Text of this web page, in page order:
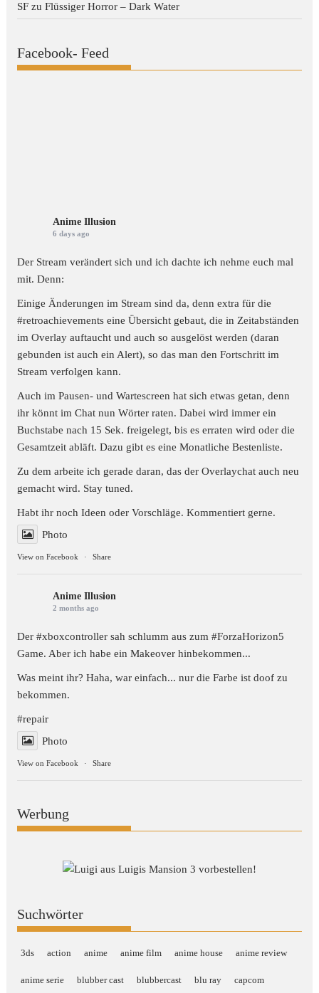
SF zuFlüssiger Horror – Dark Water
Facebook- Feed
Anime Illusion
6 days ago
Der Stream verändert sich und ich dachte ich nehme euch mal
mit. Denn:
Einige Änderungen im Stream sind da, denn extra für die
#retroachievements eine Übersicht gebaut, die in Zeitabständen
im Overlay auftaucht und auch so ausgelöst werden (daran
gebunden ist auch ein Alert), so das man den Fortschritt im
Stream verfolgen kann.
Auch im Pausen- und Wartescreen hat sich etwas getan, denn
ihr könnt im Chat nun Wörter raten. Dabei wird immer ein
Buchstabe nach 15 Sek. freigelegt, bis es erraten wird oder die
Gesamtzeit abläft. Dazu gibt es eine Monatliche Bestenliste.
Zu dem arbeite ich gerade daran, das der Overlaychat auch neu
gemacht wird. Stay tuned.
Habt ihr noch Ideen oder Vorschläge. Kommentiert gerne.
Photo
View on Facebook · Share
Anime Illusion
2 months ago
Der #xboxcontroller sah schlumm aus zum#ForzaHorizon5
Game. Aber ich habe ein Makeover hinbekommen...
Was meint ihr? Haha, war einfach... nur die Farbe ist doof zu
bekommen.
#repair
Photo
View on Facebook · Share
Werbung
Suchwörter
3ds action anime anime film anime house anime review
anime serie blubber cast blubbercast blu ray capcom